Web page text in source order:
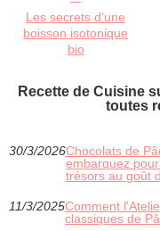
Les secrets d’une
boisson isotonique
bio
Recette de Cuisine
toutes
30/3/2026Chocolats de
embarquez
trésors au goût
11/3/2025Comment
classiques de